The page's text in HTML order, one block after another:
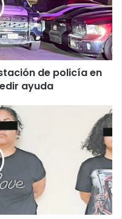
de policía en
ayuda